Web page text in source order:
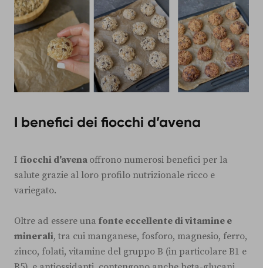
I benefici dei fiocchi d’avena
I fiocchi d'avena offrono numerosi benefici per la
salute grazie al loro profilo nutrizionale ricco e
variegato.
Oltre ad essere una fonte eccellente di vitamine e
minerali, tra cui manganese, fosforo, magnesio, ferro,
zinco, folati, vitamine del gruppo B (in particolare B1 e